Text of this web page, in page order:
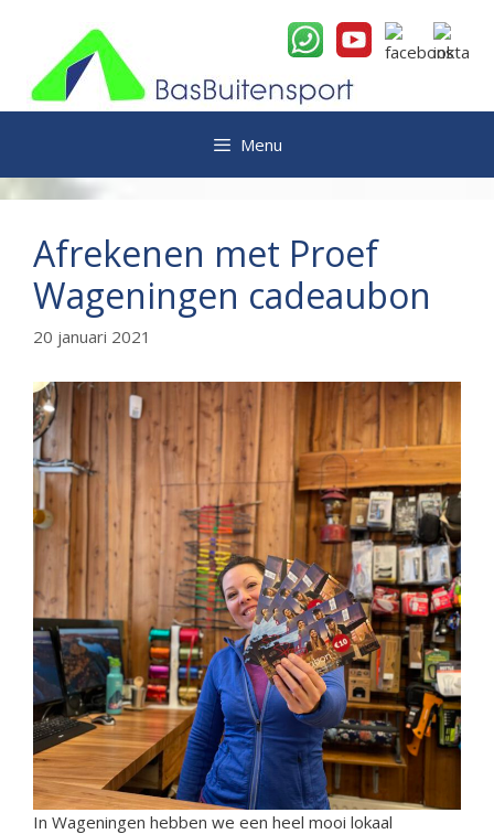
inhoud
Menu
Afrekenen met Proef
Wageningen cadeaubon
20 januari 2021
In Wageningen hebben we een heel mooi lokaal